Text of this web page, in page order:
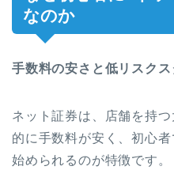
なのか
手数料の安さと低リスクス
ネット証券は、店舗を持
的に手数料が安く、初心
始められるのが特徴です。